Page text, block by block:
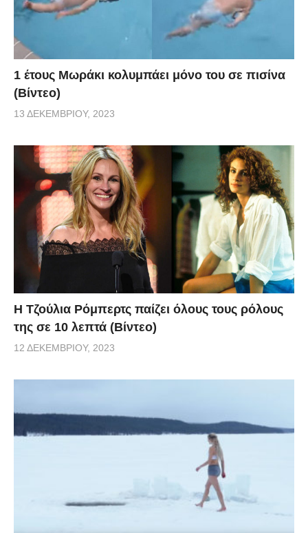
1 έτους Μωράκι κολυμπάει μόνο του σε πισίνα
(Βίντεο)
13 ΔΕΚΕΜΒΡΊΟΥ, 2023
Η Τζούλια Ρόμπερτς παίζει όλους τους ρόλους
της σε 10 λεπτά (Βίντεο)
12 ΔΕΚΕΜΒΡΊΟΥ, 2023